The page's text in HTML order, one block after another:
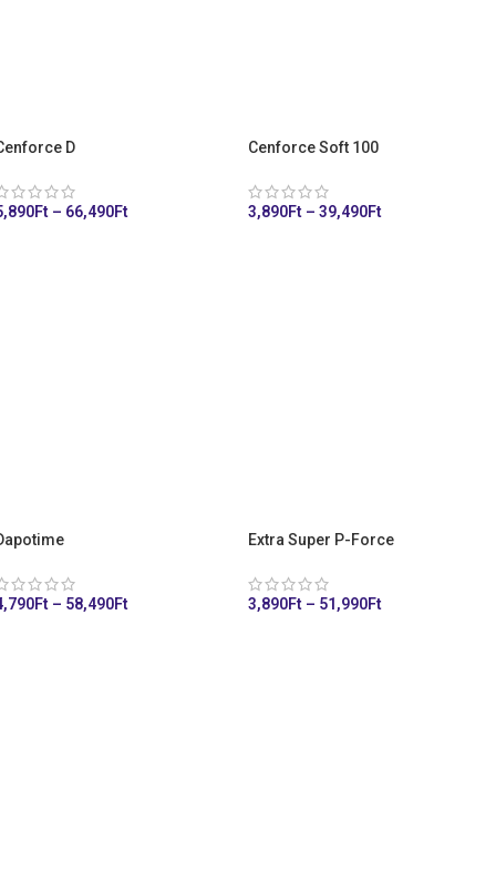
D
Ft – 66,490Ft
Cenforce Soft 100
3,890Ft – 39,490Ft
Ft – 58,490Ft
Extra Super P-Force
3,890Ft – 51,990Ft